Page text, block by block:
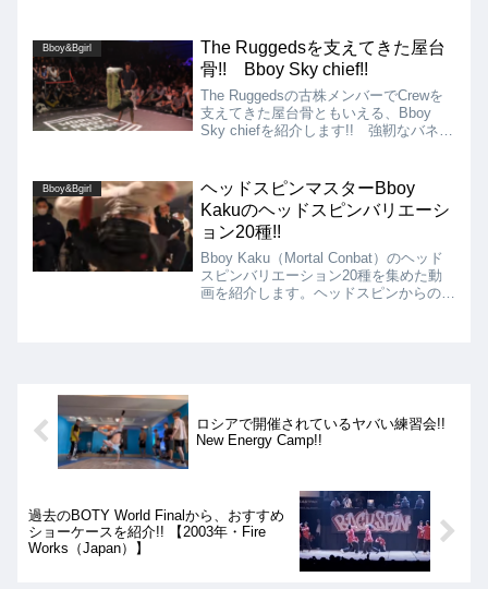
ての要素の基礎力が物凄いです!!
Bboy&Bgirl
The Ruggedsを支えてきた屋台
骨!! Bboy Sky chief!!
The Ruggedsの古株メンバーでCrewを
支えてきた屋台骨ともいえる、Bboy
Sky chiefを紹介します!! 強靭なバネと
いムーブを得意としています!!
Bboy&Bgirl
ヘッドスピンマスターBboy
Kakuのヘッドスピンバリエーシ
ョン20種!!
Bboy Kaku（Mortal Conbat）のヘッド
スピンバリエーション20種を集めた動
画を紹介します。ヘッドスピンからの
ロシアで開催されているヤバい練習会!!
New Energy Camp!!
過去のBOTY World Finalから、おすすめ
ショーケースを紹介!! 【2003年・Fire
Works（Japan）】